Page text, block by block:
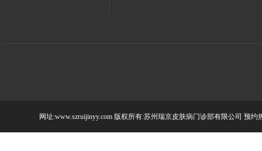
网址:www.szruijinyy.com 版权所有:苏州瑞京皮肤病门诊部有限公司 预约